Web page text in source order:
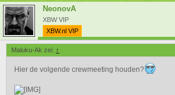
NeonovA
XBW VIP
XBW.nl VIP
Maluku-Ak zei: ↑
Hier de volgende crewmeeting houden?